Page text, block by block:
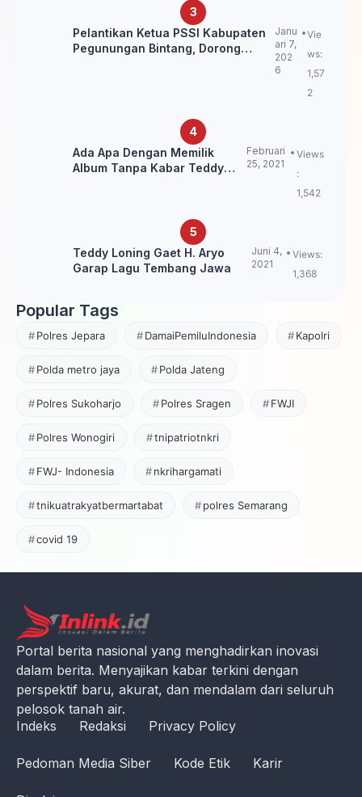
Pelantikan Ketua PSSI Kabupaten
Pegunungan Bintang, Dorong
Janu
ari 7,
202
6
Vie
ws:
1,57
2
Ada Apa Dengan Memilik
Album Tanpa Kabar Teddy
Februari
25, 2021
Views
:
1,542
Teddy Loning Gaet H. Aryo
Garap Lagu Tembang Jawa
Juni 4,
2021
Views:
1,368
Popular Tags
Polres Jepara DamaiPemiluIndonesia Kapolri
Polda metro jaya Polda Jateng
Polres Sukoharjo Polres Sragen FWJI
Polres Wonogiri tnipatriotnkri
FWJ- Indonesia nkrihargamati
tnikuatrakyatbermartabat polres Semarang
covid 19
Portal berita nasional yang menghadirkan inovasi
dalam berita. Menyajikan kabar terkini dengan
perspektif baru, akurat, dan mendalam dari seluruh
pelosok tanah air.
Indeks
Redaksi Privacy Policy
Pedoman Media Siber Kode Etik Karir